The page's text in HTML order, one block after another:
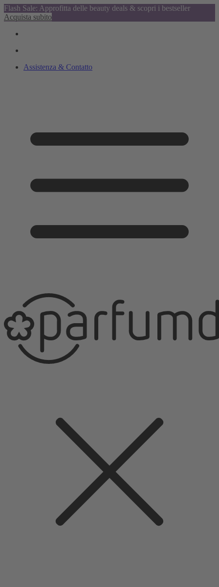
Flash Sale: Approfitta delle beauty deals & scopri i bestseller
Acquista subito
Assistenza & Contatto